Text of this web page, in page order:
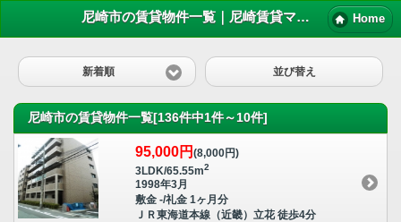
尼崎市の賃貸物件一覧｜尼崎賃貸マンション情報NET Home
新着順 並び替え
尼崎市の賃貸物件一覧[136件中1件～10件]
95,000円 (8,000円)
3LDK/65.55m2
1998年3月
敷金 -/礼金 1ヶ月分
ＪＲ東海道本線（近畿）立花 徒歩4分